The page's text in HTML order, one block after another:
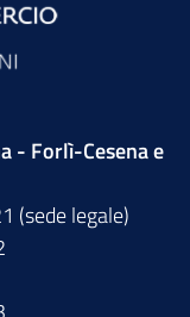
- Forlì-Cesena e
(sede legale)